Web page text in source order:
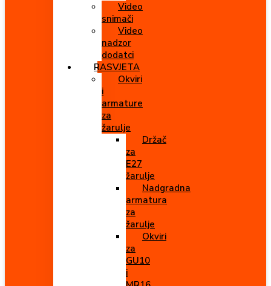
Video
snimači
Video
nadzor
dodatci
RASVJETA
Okviri
i
armature
za
žarulje
Držač
za
E27
žarulje
Nadgradna
armatura
za
žarulje
Okviri
za
GU10
i